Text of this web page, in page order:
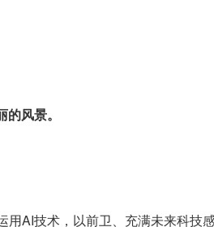
风景。
AI技术，以前卫、充满未来科技